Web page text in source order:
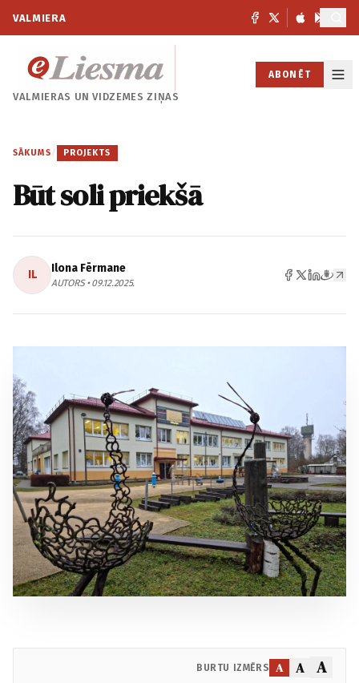
VALMIERA
VALMIERAS UNVIDZEMES ZIŅAS
ABONĒT
SĀKUMS / PROJEKTS
Būt soli priekšā
IL Ilona Fērmane
AUTORS • 09.12.2025.
BURTU IZMĒRS A A A